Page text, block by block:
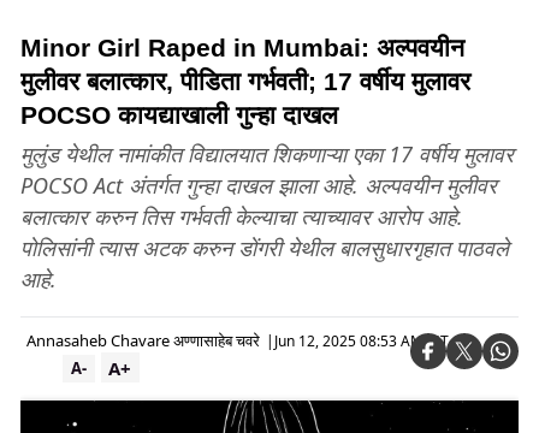
Minor Girl Raped in Mumbai: अल्पवयीन
मुलीवर बलात्कार, पीडिता गर्भवती; 17 वर्षीय मुलावर
POCSO कायद्याखाली गुन्हा दाखल
मुलुंड येथील नामांकीत विद्यालयात शिकणाऱ्या एका 17 वर्षीय मुलावर
POCSO Act अंतर्गत गुन्हा दाखल झाला आहे. अल्पवयीन मुलीवर
बलात्कार करुन तिस गर्भवती केल्याचा त्याच्यावर आरोप आहे.
पोलिसांनी त्यास अटक करुन डोंगरी येथील बालसुधारगृहात पाठवले
आहे.
Annasaheb Chavare अण्णासाहेब चवरे | Jun 12, 2025 08:53 AM IST
A+
A-